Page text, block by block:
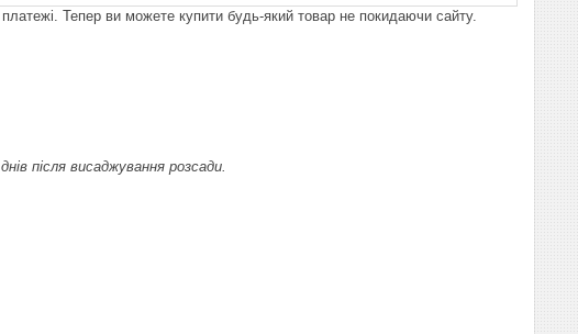
платежі. Тепер ви можете купити будь-який товар не покидаючи сайту.
після висаджування розсади.